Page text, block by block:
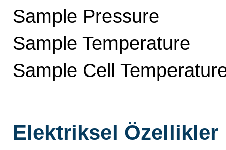
Sample Pressure
Sample Temperature
Sample Cell
Elektriksel Özellikler